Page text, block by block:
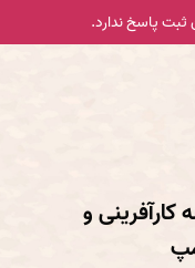
پاسخ ندارد.
و